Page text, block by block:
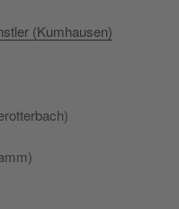
(Kumhausen)